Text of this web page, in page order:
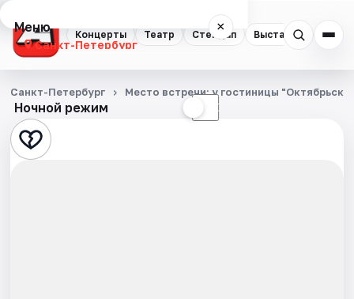
Концерты Театр Стендап Выставки
Меню ×
Санкт-Петербург
Концерты
Театр
Стендап
Ночной режим ☾
Санкт-Петербург Место встречи: у гостиницы